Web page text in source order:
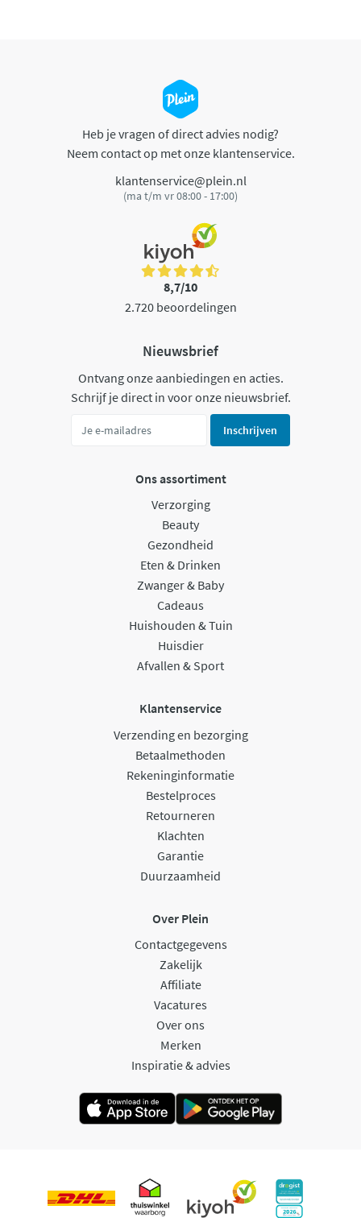
Heb je vragen of direct advies nodig?
Neem contact op met onze klantenservice.
klantenservice@plein.nl
(ma t/m vr 08:00 - 17:00)
8,7/10
2.720 beoordelingen
Nieuwsbrief
Ontvang onze aanbiedingen en acties.
Schrijf je direct in voor onze nieuwsbrief.
Inschrijven
Ons assortiment
Verzorging
Beauty
Gezondheid
Eten & Drinken
Zwanger & Baby
Cadeaus
Huishouden & Tuin
Huisdier
Afvallen & Sport
Klantenservice
Verzending en bezorging
Betaalmethoden
Rekeninginformatie
Bestelproces
Retourneren
Klachten
Garantie
Duurzaamheid
Over Plein
Contactgegevens
Zakelijk
Affiliate
Vacatures
Over ons
Merken
Inspiratie & advies